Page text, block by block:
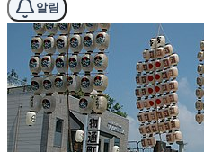
알림